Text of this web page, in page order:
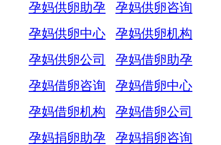
孕妈供卵助孕
孕妈供卵咨询
孕妈供卵中心
孕妈供卵机构
孕妈供卵公司
孕妈借卵助孕
孕妈借卵咨询
孕妈借卵中心
孕妈借卵机构
孕妈借卵公司
孕妈捐卵助孕
孕妈捐卵咨询